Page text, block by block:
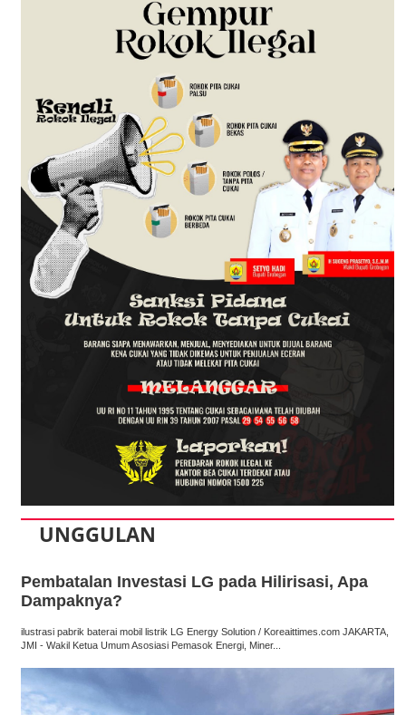
UNGGULAN
Pembatalan Investasi LG pada Hilirisasi, Apa
Dampaknya?
ilustrasi pabrik baterai mobil listrik LG Energy Solution / Koreaittimes.com JAKARTA,
JMI - Wakil Ketua Umum Asosiasi Pemasok Energi, Miner...